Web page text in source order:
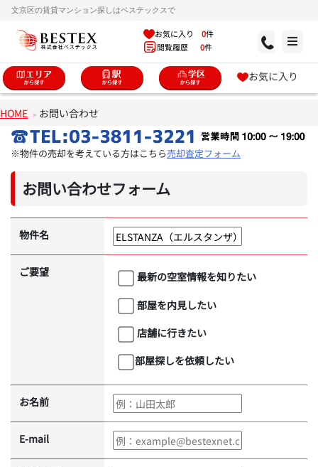
文京区の賃貸マンション探しはベステックスで
お気に入り 0件
閲覧履歴 0件
お気に入り
HOME お問い合わせ
※物件の売却を考えている方はこちら売却査定フォーム
お問い合わせフォーム
物件名
ご要望
最新の空室情報を知りたい
部屋を内見したい
店舗に行きたい
部屋探しを依頼したい
お名前
E-mail